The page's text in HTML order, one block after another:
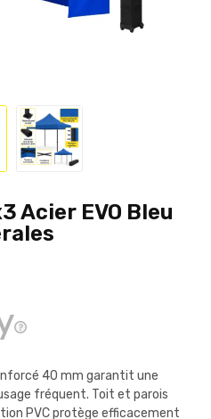
Acier EVO Bleu
40 mm garantit une
fréquent. Toit et parois
PVC protège efficacement